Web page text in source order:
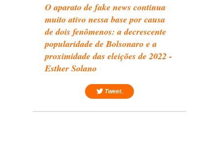
O aparato de fake news continua
muito ativo nessa base por causa
de dois fenômenos: a decrescente
popularidade de Bolsonaro e a
proximidade das eleições de 2022 -
Esther Solano
Tweet.